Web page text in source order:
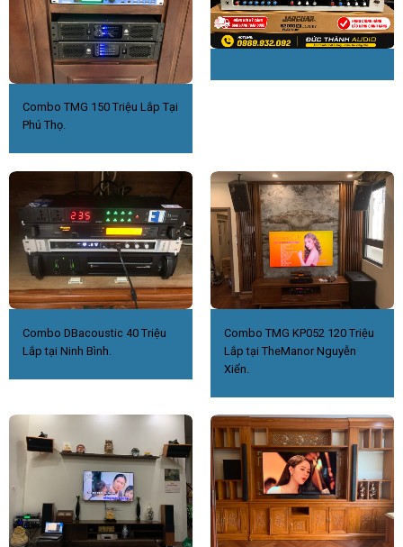
Combo TMG 150 Triệu Lắp Tại
Phú Thọ.
Combo DBacoustic 40 Triệu
Lắp tại Ninh Bình.
Combo TMG KP052 120 Triệu
Lắp tại TheManor Nguyễn
Xiển.